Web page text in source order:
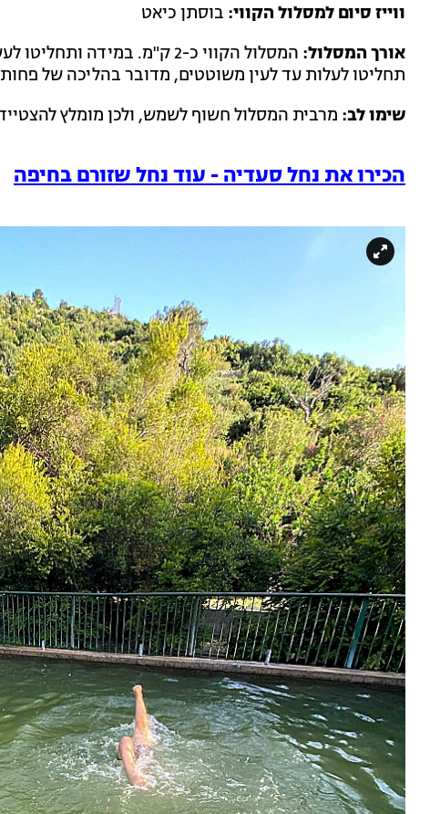
ווייז סיום למסלול הקווי: בוסתן כיאט
אורך המסלול:
המסלול הקווי כ-2 ק"מ.
תחליטו לעלות עד לעין משוטטים, מדובר בהליכה של פחות מ-1
שימו לב: מרבית המסלול חשוף לשמש, ולכן מומלץ
הכירו את נחל סעדיה - עוד נחל שזורם בחיפה